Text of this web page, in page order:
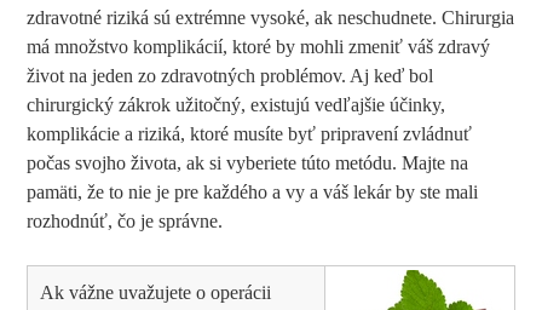
zdravotné riziká sú extrémne vysoké, ak neschudnete. Chirurgia
má množstvo komplikácií, ktoré by mohli zmeniť váš zdravý
život na jeden zo zdravotných problémov. Aj keď bol
chirurgický zákrok užitočný, existujú vedľajšie účinky,
komplikácie a riziká, ktoré musíte byť pripravení zvládnuť
počas svojho života, ak si vyberiete túto metódu. Majte na
pamäti, že to nie je pre každého a vy a váš lekár by ste mali
rozhodnúť, čo je správne.
Ak vážne uvažujete o operácii